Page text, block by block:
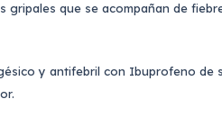
gripales que se acompañan de
y antifebril con Ibuprofeno de